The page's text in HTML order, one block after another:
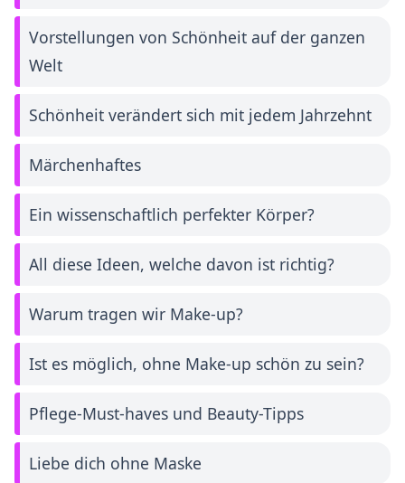
Vorstellungen von Schönheit auf der ganzen
Welt
Schönheit verändert sich mit jedem Jahrzehnt
Märchenhaftes
Ein wissenschaftlich perfekter Körper?
All diese Ideen, welche davon ist richtig?
Warum tragen wir Make-up?
Ist es möglich, ohne Make-up schön zu sein?
Pflege-Must-haves und Beauty-Tipps
Liebe dich ohne Maske